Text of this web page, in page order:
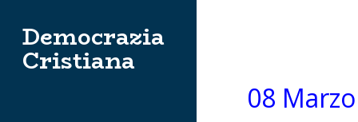
Democrazia
Cristiana
08